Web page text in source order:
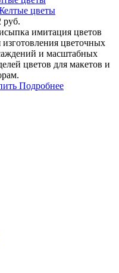
руб.
имитация цветов
изготовления цветочных
и масштабных
цветов для макетов и
Подробнее